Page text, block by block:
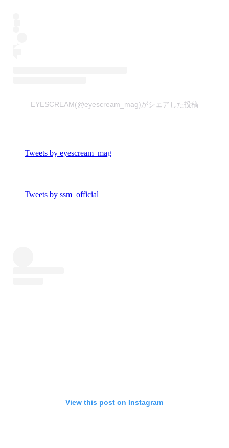
EYESCREAM(@eyescream_mag)がシェアした投稿
Tweets by eyescream_mag
Tweets by ssm_official__
View this post on Instagram